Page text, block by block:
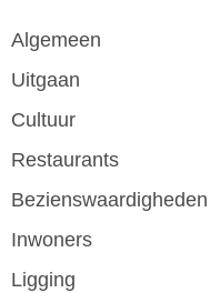
Algemeen
Uitgaan
Cultuur
Restaurants
Bezienswaardigheden
Inwoners
Ligging